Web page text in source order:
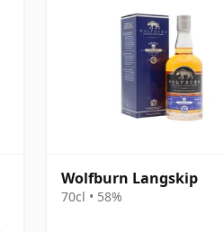
Wolfburn Langskip
70cl • 58%